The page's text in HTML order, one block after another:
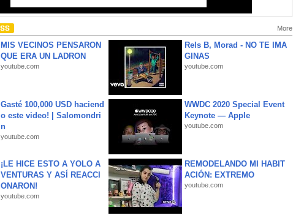
More
MIS VECINOS PENSARON
QUE ERA UN LADRON
youtube.com
Rels B, Morad - NO TE IMA
GINAS
youtube.com
Gasté 100,000 USD haciend
o este video! | Salomondri
n
youtube.com
WWDC 2020 Special Event
Keynote — Apple
youtube.com
¡LE HICE ESTO A YOLO A
VENTURAS Y ASÍ REACCI
ONARON!
youtube.com
REMODELANDO MI HABIT
ACIÓN: EXTREMO
youtube.com